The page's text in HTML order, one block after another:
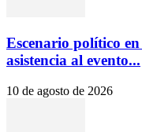
Escenario político
asistencia al evento...
10 de agosto de 2026